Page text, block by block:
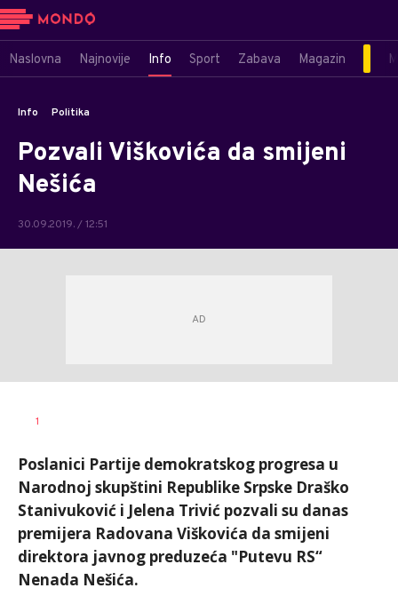
Naslovna Najnovije Info Sport Zabava Magazin
Info Politika
Pozvali Viškovića da smijeni
Nešića
30.09.2019. / 12:51
AUTOR
1
Poslanici Partije demokratskog progresa u
Narodnoj skupštini Republike Srpske Draško
Stanivuković i Jelena Trivić pozvali su danas
premijera Radovana Viškovića da smijeni
direktora javnog preduzeća "Putevu RS“
Nenada Nešića.